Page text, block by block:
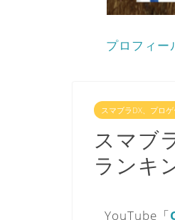
プロフィー
スマブラDX、プロ
スマブ
ランキ
YouTube「